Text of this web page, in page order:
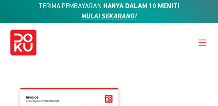
TERIMA PEMBAYARAN HANYA DALAM 10 MENIT!
MULAI SEKARANG!